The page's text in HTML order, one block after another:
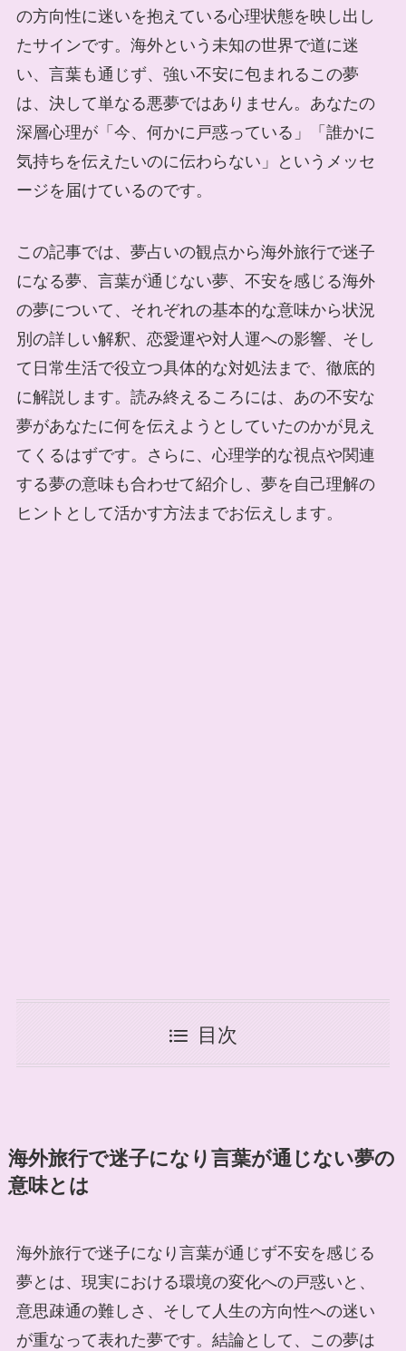
の方向性に迷いを抱えている心理状態を映し出し
たサインです。海外という未知の世界で道に迷
い、言葉も通じず、強い不安に包まれるこの夢
は、決して単なる悪夢ではありません。あなたの
深層心理が「今、何かに戸惑っている」「誰かに
気持ちを伝えたいのに伝わらない」というメッセ
ージを届けているのです。
この記事では、夢占いの観点から海外旅行で迷子
になる夢、言葉が通じない夢、不安を感じる海外
の夢について、それぞれの基本的な意味から状況
別の詳しい解釈、恋愛運や対人運への影響、そし
て日常生活で役立つ具体的な対処法まで、徹底的
に解説します。読み終えるころには、あの不安な
夢があなたに何を伝えようとしていたのかが見え
てくるはずです。さらに、心理学的な視点や関連
する夢の意味も合わせて紹介し、夢を自己理解の
ヒントとして活かす方法までお伝えします。
目次
海外旅行で迷子になり言葉が通じない夢の
意味とは
海外旅行で迷子になり言葉が通じず不安を感じる
夢とは、現実における環境の変化への戸惑いと、
意思疎通の難しさ、そして人生の方向性への迷い
が重なって表れた夢です。結論として、この夢は